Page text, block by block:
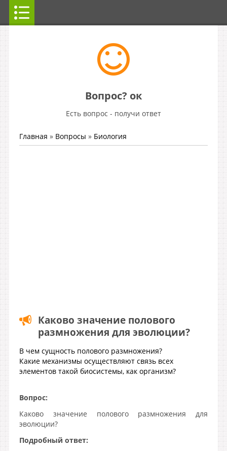
Вопрос? ок
Есть вопрос - получи ответ
Главная » Вопросы » Биология
Каково значение полового
размножения для эволюции?
В чем сущность полового размножения?
Какие механизмы осуществляют связь всех
элементов такой биосистемы, как организм?
Вопрос:
Каково значение полового размножения для
эволюции?
Подробный ответ: